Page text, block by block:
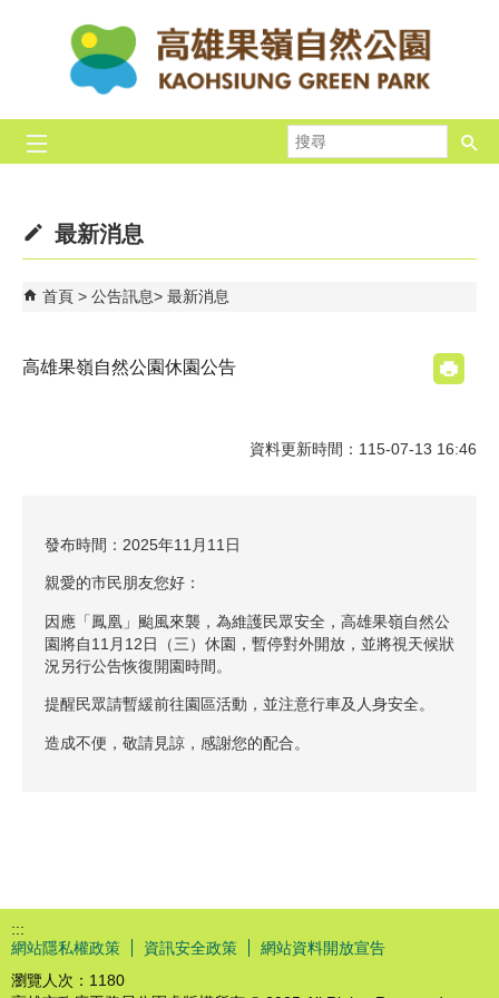
跳到主要內容區塊
尋
最新消息
首頁 公告訊息 最新消息
高雄果嶺自然公園休園公告
資料更新時間：115-07-13 16:46
發布時間：2025年11月11日
親愛的市民朋友您好：
因應「鳳凰」颱風來襲，為維護民眾安全，高雄果嶺自然公
園將自11月12日（三）休園，暫停對外開放，並將視天候狀
況另行公告恢復開園時間。
提醒民眾請暫緩前往園區活動，並注意行車及人身安全。
造成不便，敬請見諒，感謝您的配合。
:::
網站隱私權政策
資訊安全政策
網站資料開放宣告
瀏覽人次： 1180